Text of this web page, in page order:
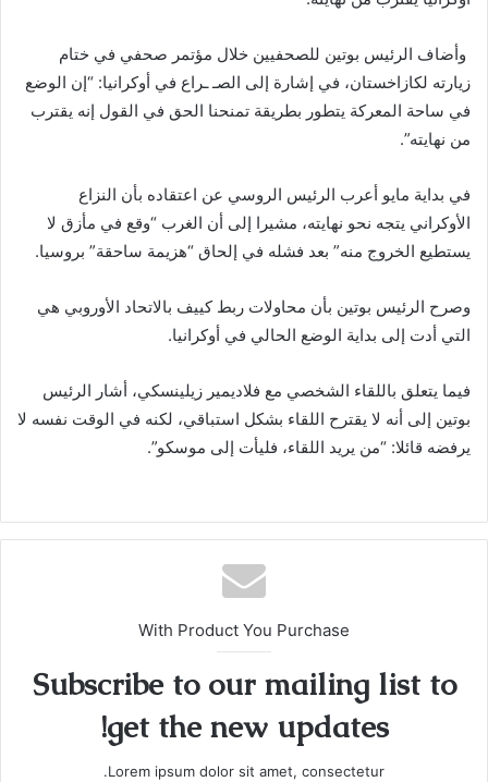
وأضاف الرئيس بوتين للصحفيين خلال مؤتمر صحفي في ختام
زيارته لكازاخستان، في إشارة إلى الصـ ـراع في أوكرانيا: “إن الوضع
في ساحة المعركة يتطور بطريقة تمنحنا الحق في القول إنه يقترب
من نهايته”.
في بداية مايو أعرب الرئيس الروسي عن اعتقاده بأن النزاع
الأوكراني يتجه نحو نهايته، مشيرا إلى أن الغرب “وقع في مأزق لا
يستطيع الخروج منه” بعد فشله في إلحاق “هزيمة ساحقة” بروسيا.
وصرح الرئيس بوتين بأن محاولات ربط كييف بالاتحاد الأوروبي هي
التي أدت إلى بداية الوضع الحالي في أوكرانيا.
فيما يتعلق باللقاء الشخصي مع فلاديمير زيلينسكي، أشار الرئيس
بوتين إلى أنه لا يقترح اللقاء بشكل استباقي، لكنه في الوقت نفسه لا
يرفضه قائلا: “من يريد اللقاء، فليأت إلى موسكو”.
With Product You Purchase
Subscribe to our mailing list to
get the new updates!
Lorem ipsum dolor sit amet, consectetur.